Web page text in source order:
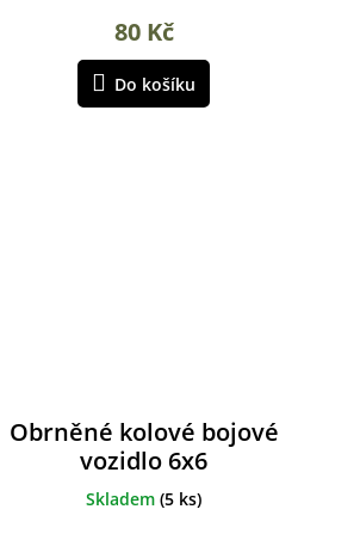
80 Kč
Do košíku
Obrněné kolové bojové
vozidlo 6x6
Skladem(5 ks)